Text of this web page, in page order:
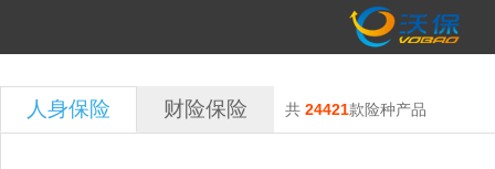
人身保险 财险保险 共 24421款险种产品